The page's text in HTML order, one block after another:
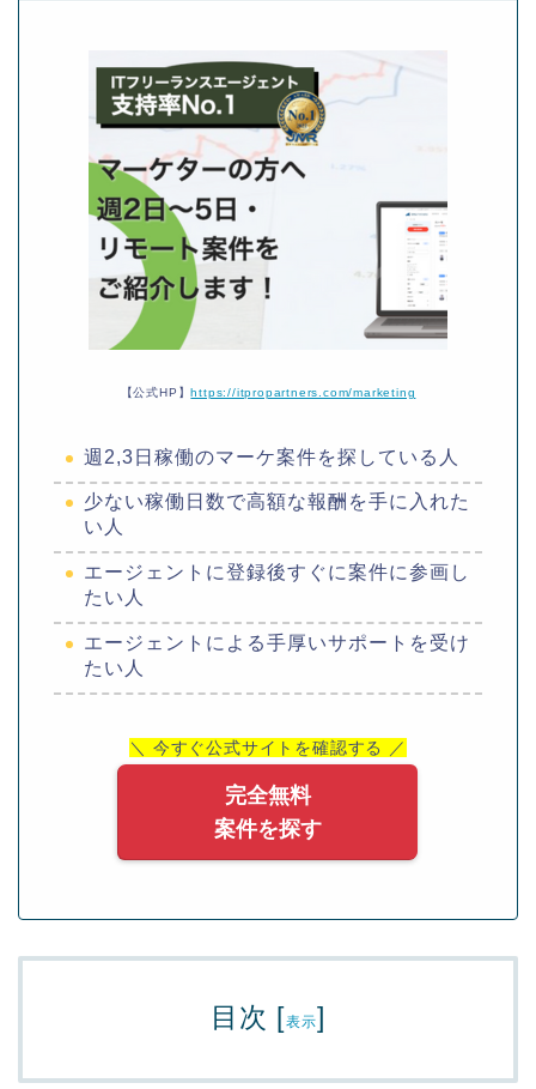
【公式HP】https://itpropartners.com/marketing
週2,3日稼働のマーケ案件を探している人
少ない稼働日数で高額な報酬を手に入れた
い人
エージェントに登録後すぐに案件に参画し
たい人
エージェントによる手厚いサポートを受け
たい人
＼ 今すぐ公式サイトを確認する ／
完全無料
案件を探す
目次 [表示]